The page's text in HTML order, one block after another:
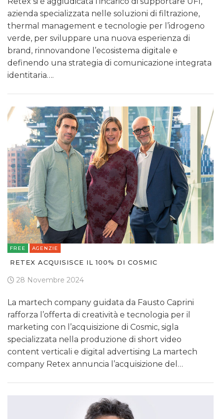
azienda specializzata nelle soluzioni di filtrazione,
thermal management e tecnologie per l’idrogeno
verde, per sviluppare una nuova esperienza di
brand, rinnovandone l’ecosistema digitale e
definendo una strategia di comunicazione integrata
identitaria….
FREE AGENZIE
RETEX ACQUISISCE IL 100% DI COSMIC
28 Novembre 2024
La martech company guidata da Fausto Caprini
rafforza l’offerta di creatività e tecnologia per il
marketing con l’acquisizione di Cosmic, sigla
specializzata nella produzione di short video
content verticali e digital advertising La martech
company Retex annuncia l’acquisizione del…